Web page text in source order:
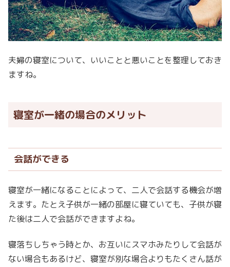
夫婦の寝室について、いいことと悪いことを整理しておき
ますね。
寝室が一緒の場合のメリット
会話ができる
寝室が一緒になることによって、二人で会話する機会が増
えます。たとえ子供が一緒の部屋に寝ていても、子供が寝
た後は二人で会話ができますよね。
寝落ちしちゃう時とか、お互いにスマホみたりして会話が
ない場合もあるけど、寝室が別な場合よりもたくさん話が